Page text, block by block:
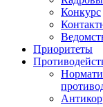
Конкурс
Приоритеты